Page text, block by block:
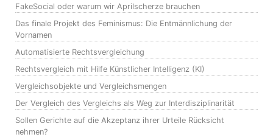
FakeSocial oder warum wir Aprilscherze brauchen
Das finale Projekt des Feminismus: Die Entmännlichung der
Vornamen
Automatisierte Rechtsvergleichung
Rechtsvergleich mit Hilfe Künstlicher Intelligenz (KI)
Vergleichsobjekte und Vergleichsmengen
Der Vergleich des Vergleichs als Weg zur Interdisziplinarität
Sollen Gerichte auf die Akzeptanz ihrer Urteile Rücksicht
nehmen?